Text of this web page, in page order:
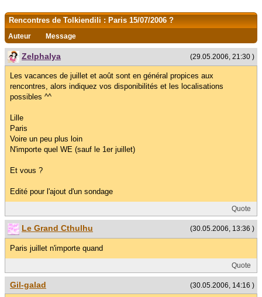
Rencontres de Tolkiendili : Paris 15/07/2006 ?
Auteur Message
(29.05.2006, 21:30 )
Zelphalya
Les vacances de juillet et août sont en général propices aux
rencontres, alors indiquez vos disponibilités et les localisations
possibles ^^
Lille
Paris
Voire un peu plus loin
N'importe quel WE (sauf le 1er juillet)
Et vous ?
Edité pour l'ajout d'un sondage
Quote
(30.05.2006, 13:36 )
Le Grand Cthulhu
Paris juillet n'importe quand
Quote
(30.05.2006, 14:16 )
Gil-galad